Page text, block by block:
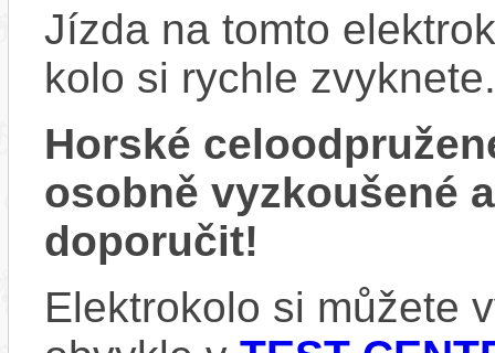
Jízda na tomto
kolo si rychle zvyknete.
Horské
osobně vyzkoušené
doporučit!
Elektrokolo si můžete